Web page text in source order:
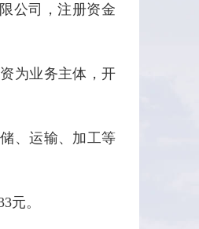
公司，注册资金
为业务主体，开
、运输、加工等
元。